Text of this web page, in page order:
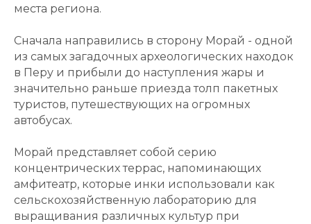
места региона.
Сначала направились в сторону Морай - одной
из самых загадочных археологических находок
в Перу и прибыли до наступления жары и
значительно раньше приезда толп пакетных
туристов, путешествующих на огромных
автобусах.
Морай представляет собой серию
концентрических террас, напоминающих
амфитеатр, которые инки использовали как
сельскохозяйственную лабораторию для
выращивания различных культур при